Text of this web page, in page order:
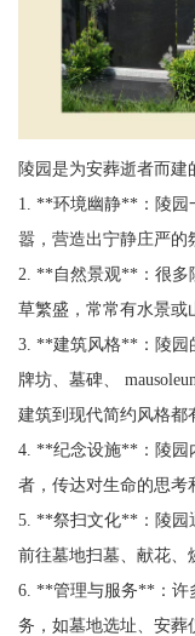
陵园是为安葬逝者而建
1. **环境幽静**：陵园
嚣，营造出宁静庄严的
2. **自然景观**：很多
草繁盛，常常有水景或
3. **建筑风格**：陵园
牌坊、墓碑、
建筑到现代简约风格都
4. **纪念设施**：陵园
者，传达对生命的思考
5. **祭扫文化**：陵园
前往墓地扫墓、献花、
6. **管理与服务**：许
务，如墓地选址、安葬